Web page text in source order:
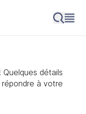
Quelques détails
à votre